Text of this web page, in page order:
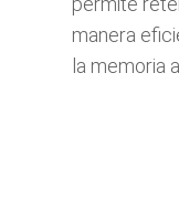
manera
la memoria